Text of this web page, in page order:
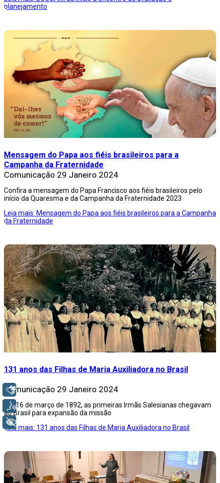
planejamento
Mensagem do Papa aos fiéis brasileiros para a
Campanha da Fraternidade
Comunicação 29 Janeiro 2024
Confira a mensagem do Papa Francisco aos fiéis brasileiros pelo
início da Quaresma e da Campanha da Fraternidade 2023
Leia mais: Mensagem do Papa aos fiéis brasileiros para a Campanha
da Fraternidade
131 anos das Filhas de Maria Auxiliadora no Brasil
Comunicação 29 Janeiro 2024
Em 16 de março de 1892, as primeiras Irmãs Salesianas chegavam
ao Brasil para expansão da missão
Leia mais: 131 anos das Filhas de Maria Auxiliadora no Brasil
Libras
Voz